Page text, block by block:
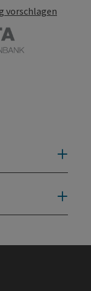
vorschlagen